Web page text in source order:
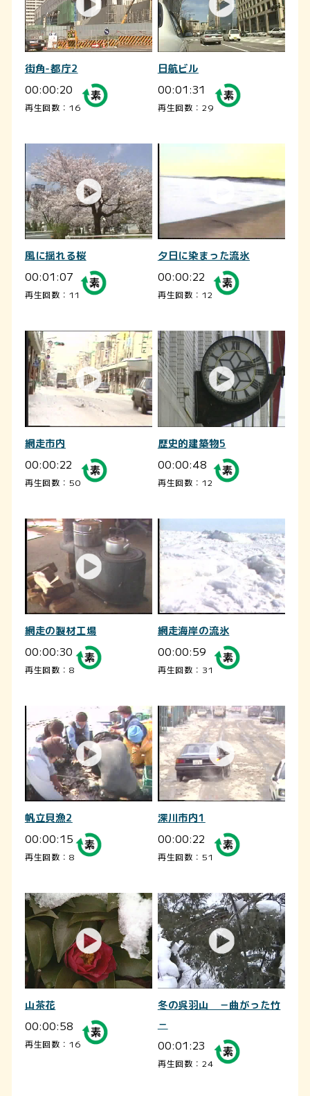
街角-都庁2
00:00:20
再生回数：16
日航ビル
00:01:31
再生回数：29
風に揺れる桜
00:01:07
再生回数：11
夕日に染まった流氷
00:00:22
再生回数：12
網走市内
00:00:22
再生回数：50
歴史的建築物5
00:00:48
再生回数：12
網走の製材工場
00:00:30
再生回数：8
網走海岸の流氷
00:00:59
再生回数：31
帆立貝漁2
00:00:15
再生回数：8
深川市内1
00:00:22
再生回数：51
山茶花
00:00:58
再生回数：16
冬の呉羽山 －曲がった竹
－
00:01:23
再生回数：24